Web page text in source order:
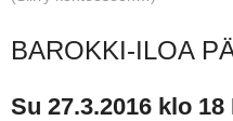
BAROKKI-ILOA
Su 27.3.2016 klo